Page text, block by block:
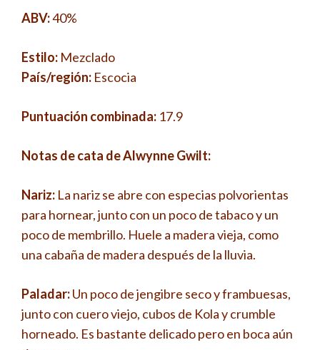
ABV:40%
Estilo: Mezclado
País/región: Escocia
Puntuación combinada: 17.9
Notas de cata de Alwynne Gwilt:
Nariz: La nariz se abre con especias polvorientas
para hornear, junto con un poco de tabaco y un
poco de membrillo. Huele a madera vieja, como
una cabaña de madera después de la lluvia.
Paladar:Un poco de jengibre seco y frambuesas,
junto con cuero viejo, cubos de Kola y crumble
horneado. Es bastante delicado pero en boca aún